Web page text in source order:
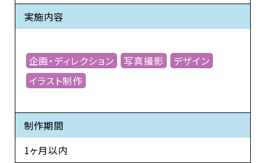
実施内容
企画・ディレクション 写真撮影
デザイン
イラスト制作
制作期間
1ヶ月以内